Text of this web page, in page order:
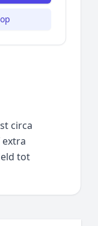
circa
extra
tot